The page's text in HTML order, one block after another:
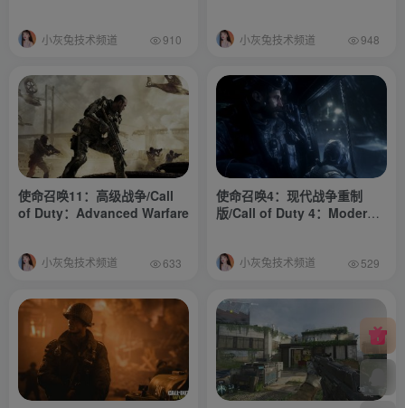
小灰兔技术频道 910 小灰兔技术频道 948
使命召唤11：高级战争/Call
of Duty：Advanced Warfare
小灰兔技术频道 633
使命召唤4：现代战争重制
版/Call of Duty 4：Modern
小灰兔技术频道 529